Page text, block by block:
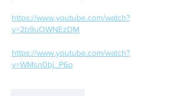
https://www.youtube.com/watch?
v=2b9uOWNEzDM
https://www.youtube.com/watch?
v=WMsn0bj_P6o